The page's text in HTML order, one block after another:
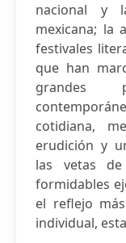
nacional y
mexicana; la
festivales
que han
grandes
cotidiana,
erudición y
las vetas
formidables
el reflejo
individual,